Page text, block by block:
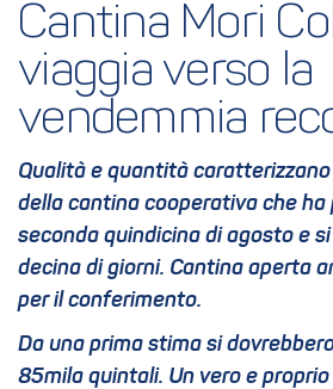
Cantina Mori
viaggia verso la
vendemmia
Qualità e quantità
della cantina cooperativa che ha
seconda quindicina di agosto e
decina di giorni. Cantina aperta
per il conferimento.
Da una prima stima si
85mila quintali. Un vero e